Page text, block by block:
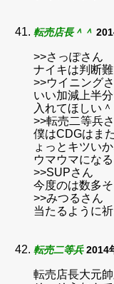
転売店長＾＾
>>さっぽさん
ナイキは判断
>>ウイニング
いい加減上半
入れてほしい＾
>>転売二等兵
僕はCDGはま
ょっとキツい
ウマウマにな
>>SUPさん
今度のは数多
>>みつるさん
当たるように
転売二等兵 2014
転売店長大元